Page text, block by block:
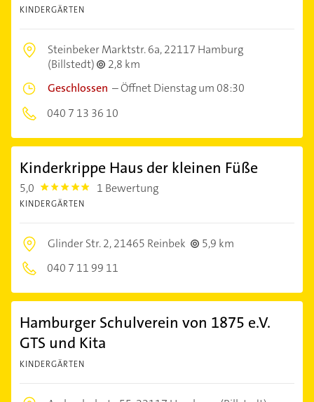
KINDERGÄRTEN
Steinbeker Marktstr. 6a,22117 Hamburg
(Billstedt)
2,8 km
Geschlossen –Öffnet Dienstag um 08:30
040 7 13 36 10
Kinderkrippe Haus der kleinen Füße
5,0 5.0 1 Bewertung
KINDERGÄRTEN
Glinder Str. 2,21465 Reinbek
5,9 km
040 7 11 99 11
Hamburger Schulverein von 1875 e.V.
GTS und Kita
KINDERGÄRTEN